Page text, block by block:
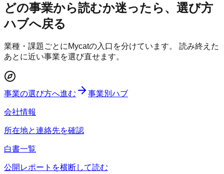
どの事業から読むか迷ったら、選び方
ハブへ戻る
業種・課題ごとにMycatの入口を分けています。 読み終えた
あとに近い事業を選び直せます。
事業の選び方へ進む 事業別ハブ
会社情報
所在地と連絡先を確認
白書一覧
公開レポートを横断して読む